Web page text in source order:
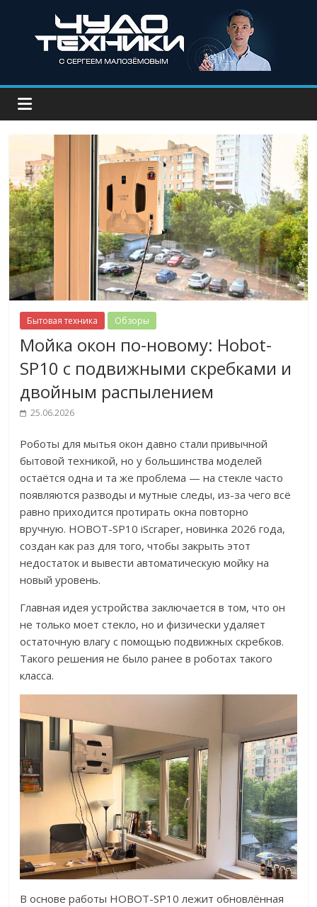
Бытовая техника Обзоры
Мойка окон по-новому: Hobot-
SP10 с подвижными скребками и
двойным распылением
25.06.2026
Роботы для мытья окон давно стали привычной
бытовой техникой, но у большинства моделей
остаётся одна и та же проблема — на стекле часто
появляются разводы и мутные следы, из-за чего всё
равно приходится протирать окна повторно
вручную. HOBOT-SP10 iScraper, новинка 2026 года,
создан как раз для того, чтобы закрыть этот
недостаток и вывести автоматическую мойку на
новый уровень.
Главная идея устройства заключается в том, что он
не только моет стекло, но и физически удаляет
остаточную влагу с помощью подвижных скребков.
Такого решения не было ранее в роботах такого
класса.
В основе работы HOBOT-SP10 лежит обновлённая